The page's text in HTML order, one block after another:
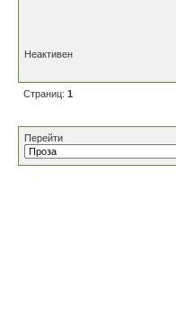
Неактивен
Страниц: 1
Перейти